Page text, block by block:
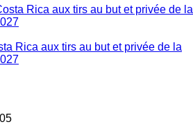
Rica aux tirs au but et privée de la